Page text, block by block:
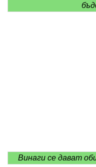
Винаги се дават